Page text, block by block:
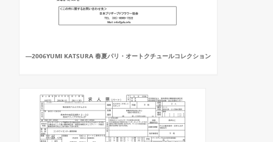
―2006YUMI KATSURA 春夏パリ・オートクチュールコレクション